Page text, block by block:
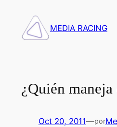
contenido
MEDIA RACING
¿Quién maneja
Oct 20, 2011—por